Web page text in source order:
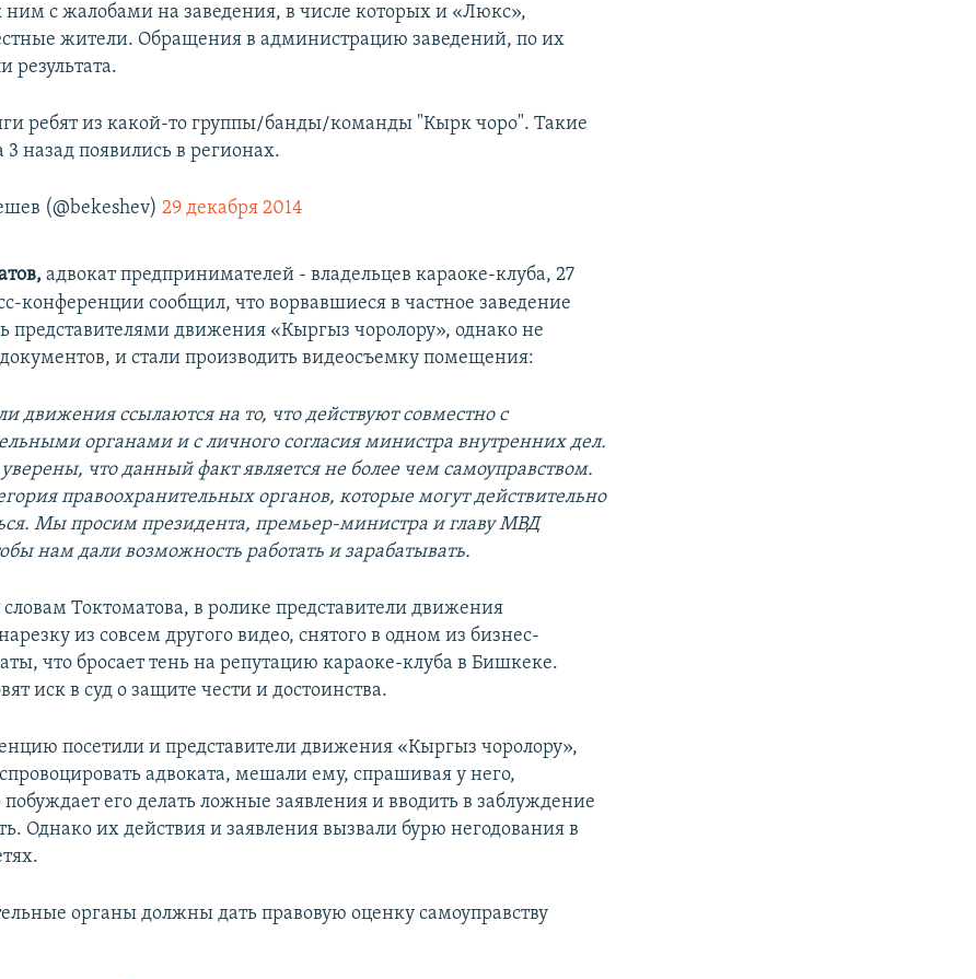
ним с жалобами на заведения, в числе которых и «Люкс»,
жители. Обращения в администрацию заведений, по их
результата.
ребят из какой-то группы/банды/команды "Кырк чоро". Такие
назад появились в регионах.
(@bekeshev)29 декабря 2014
,адвокат предпринимателей - владельцев караоке-клуба, 27
конференции сообщил, что ворвавшиеся в частное заведение
представителями движения «Кыргыз чоролору», однако не
и стали производить видеосъемку помещения:
движения ссылаются на то, что действуют совместно с
органами и с личного согласия министра внутренних дел.
что данный факт является не более чем самоуправством.
правоохранительных органов, которые могут действительно
Мы просим президента, премьер-министра и главу МВД
нам дали возможность работать и зарабатывать.
словам Токтоматова, в ролике представители движения
из совсем другого видео, снятого в одном из бизнес-
что бросает тень на репутацию караоке-клуба в Бишкеке.
иск в суд о защите чести и достоинства.
посетили и представители движения «Кыргыз чоролору»,
адвоката, мешали ему, спрашивая у него,
его делать ложные заявления и вводить в заблуждение
Однако их действия и заявления вызвали бурю негодования в
органы должны дать правовую оценку самоуправству